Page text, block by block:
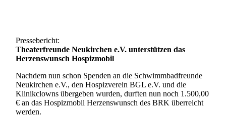
Pressebericht:
TheaterfreundeNeukirchen e.V. unterstützen das
Herzenswunsch Hospizmobil
Nachdem nun schon Spenden an die Schwimmbadfreunde
Neukirchen e.V., den Hospizverein BGL e.V. und die
Klinikclowns übergeben wurden, durften nun noch 1.500,00
€ an das Hospizmobil Herzenswunsch des BRK überreicht
werden.